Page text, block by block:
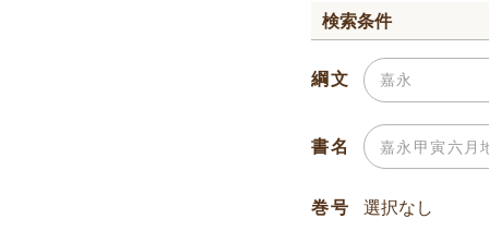
検索条件
綱文
書名
巻号